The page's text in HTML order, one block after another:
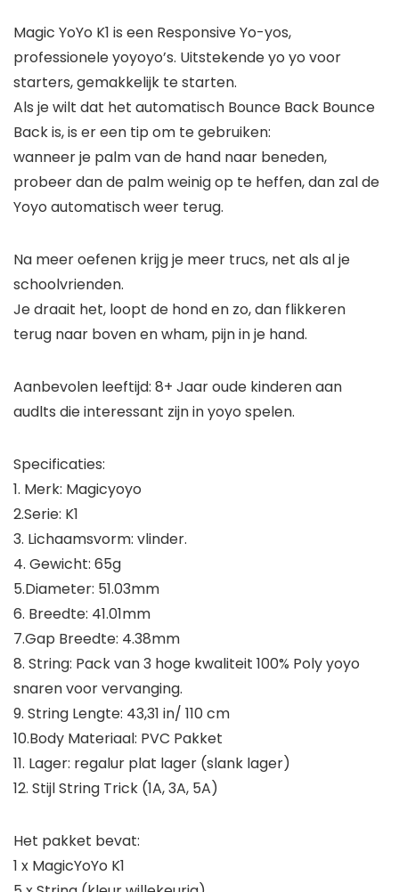
Magic YoYo K1 is een Responsive Yo-yos,
professionele yoyoyo’s. Uitstekende yo yo voor
starters, gemakkelijk te starten.
Als je wilt dat het automatisch Bounce Back Bounce
Back is, is er een tip om te gebruiken:
wanneer je palm van de hand naar beneden,
probeer dan de palm weinig op te heffen, dan zal de
Yoyo automatisch weer terug.
Na meer oefenen krijg je meer trucs, net als al je
schoolvrienden.
Je draait het, loopt de hond en zo, dan flikkeren
terug naar boven en wham, pijn in je hand.
Aanbevolen leeftijd: 8+ Jaar oude kinderen aan
audlts die interessant zijn in yoyo spelen.
Specificaties:
1. Merk: Magicyoyo
2.Serie: K1
3. Lichaamsvorm: vlinder.
4. Gewicht: 65g
5.Diameter: 51.03mm
6. Breedte: 41.01mm
7.Gap Breedte: 4.38mm
8. String: Pack van 3 hoge kwaliteit 100% Poly yoyo
snaren voor vervanging.
9. String Lengte: 43,31 in/ 110 cm
10.Body Materiaal: PVC Pakket
11. Lager: regalur plat lager (slank lager)
12. Stijl String Trick (1A, 3A, 5A)
Het pakket bevat:
1 x MagicYoYo K1